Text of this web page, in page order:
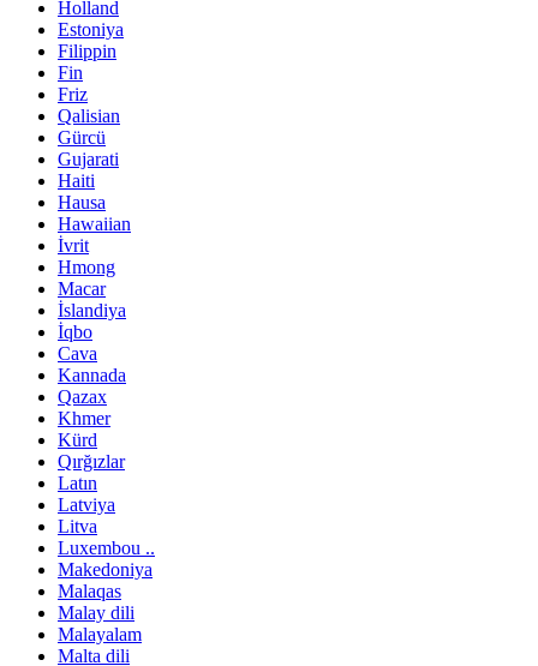
Holland
Estoniya
Filippin
Fin
Friz
Qalisian
Gürcü
Gujarati
Haiti
Hausa
Hawaiian
İvrit
Hmong
Macar
İslandiya
İqbo
Cava
Kannada
Qazax
Khmer
Kürd
Qırğızlar
Latın
Latviya
Litva
Luxembou ..
Makedoniya
Malaqas
Malay dili
Malayalam
Malta dili